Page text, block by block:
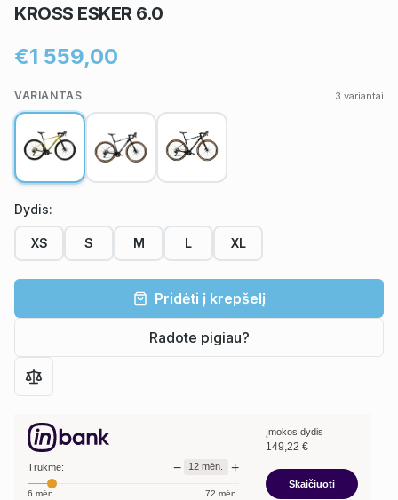
KROSS ESKER 6.0
€1 559,00
VARIANTAS 3 variantai
Dydis:
XS S M L XL
Pridėti į krepšelį
Radote pigiau?
Trukmė: − 12 mėn. +
6 mėn. 72 mėn.
Įmokos dydis
149,22 €
Skaičiuoti